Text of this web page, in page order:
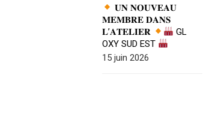
𝐔𝐍 𝐍𝐎𝐔𝐕𝐄𝐀𝐔
𝐌𝐄𝐌𝐁𝐑𝐄 𝐃𝐀𝐍𝐒
𝐋’𝐀𝐓𝐄𝐋𝐈𝐄𝐑
GL
OXY SUD EST
15 juin 2026